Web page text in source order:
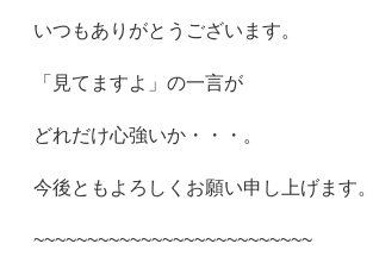
いつもありがとうございます。
「見てますよ」の一言が
どれだけ心強いか・・・。
今後ともよろしくお願い申し上げます。
~~~~~~~~~~~~~~~~~~~~~~~~~~